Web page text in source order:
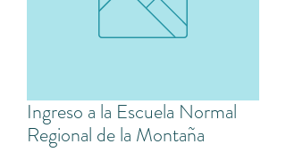
Ingreso a la Escuela Normal
Regional de la Montaña